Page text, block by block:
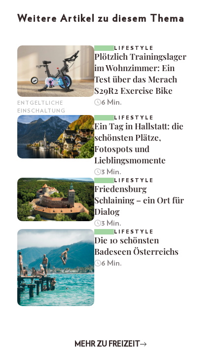
Weitere Artikel zu diesem Thema
ENTGELTLICHE
EINSCHALTUNG
LIFESTYLE
Plötzlich Trainingslager
im Wohnzimmer: Ein
Test über das Merach
S29R2 Exercise Bike
6 Min.
LIFESTYLE
Ein Tag in Hallstatt: die
schönsten Plätze,
Fotospots und
Lieblingsmomente
3 Min.
LIFESTYLE
Friedensburg
Schlaining – ein Ort für
Dialog
3 Min.
LIFESTYLE
Die 10 schönsten
Badeseen Österreichs
6 Min.
MEHR ZU FREIZEIT